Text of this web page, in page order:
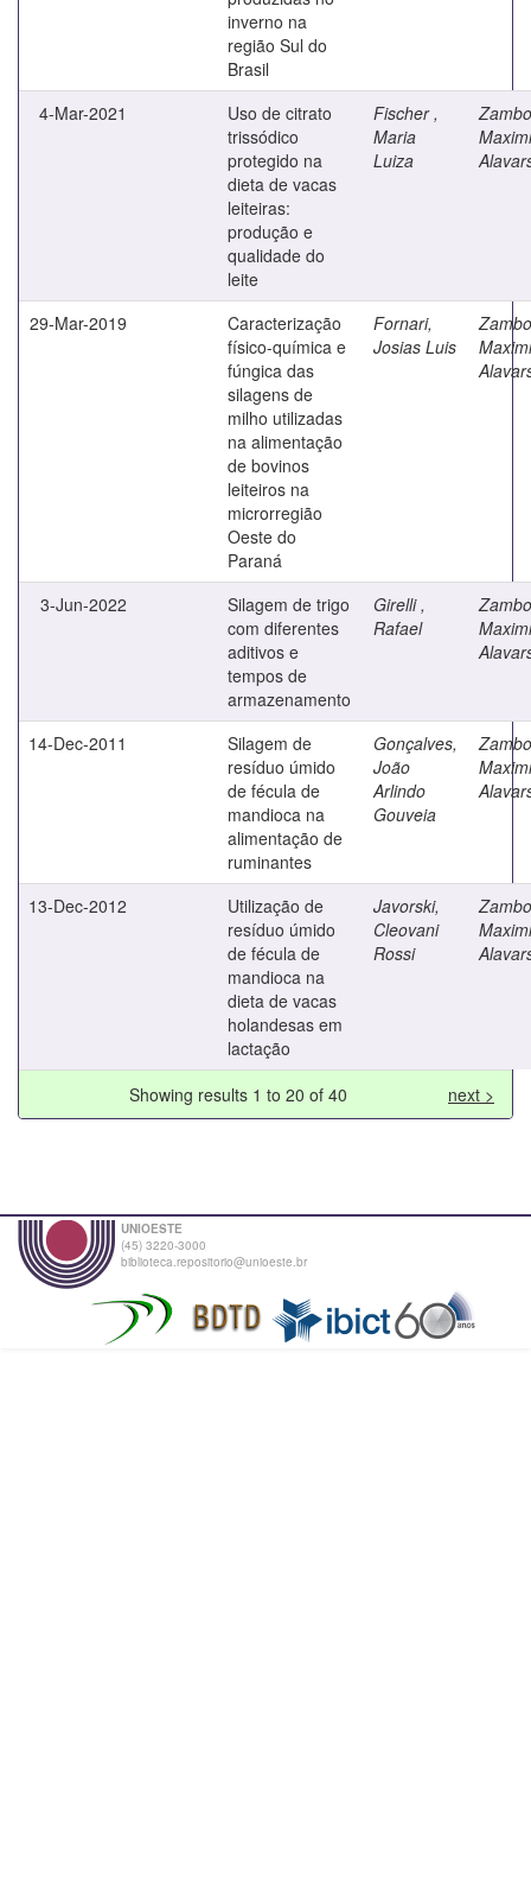
inverno na
região Sul do
Brasil
4-Mar-2021
Uso de citrato
trissódico
protegido na
dieta de vacas
leiteiras:
produção e
qualidade do
leite
Fischer ,
Maria
Luiza
29-Mar-2019
Caracterização
físico-química e
fúngica das
silagens de
milho utilizadas
na alimentação
de bovinos
leiteiros na
microrregião
Oeste do
Paraná
Fornari,
Josias Luis
3-Jun-2022
Silagem de trigo
com diferentes
aditivos e
tempos de
armazenamento
Girelli ,
Rafael
14-Dec-2011
Silagem de
resíduo úmido
de fécula de
mandioca na
alimentação de
ruminantes
Gonçalves,
João
Arlindo
Gouveia
13-Dec-2012
Utilização de
resíduo úmido
de fécula de
mandioca na
dieta de vacas
holandesas em
lactação
Javorski,
Cleovani
Rossi
Showing results 1 to 20 of 40 next >
UNIOESTE
(45) 3220-3000
biblioteca.repositorio@unioeste.br